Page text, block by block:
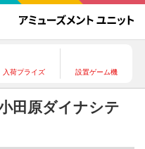
入荷プライズ 設置ゲーム機
田原ダイナシテ